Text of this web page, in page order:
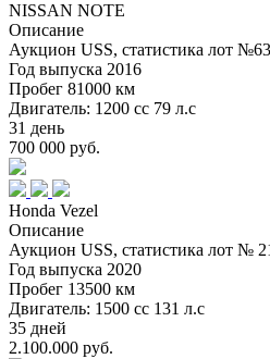
NISSAN NOTE
Описание
Аукцион USS, статистика лот
Год выпуска 2016
Пробег 81000 км
Двигатель: 1200 cc 79 л.с
31 день
700 000 руб.
Honda Vezel
Описание
Аукцион USS, статистика лот №
Год выпуска 2020
Пробег 13500 км
Двигатель: 1500 cc 131 л.с
35 дней
2.100.000 руб.